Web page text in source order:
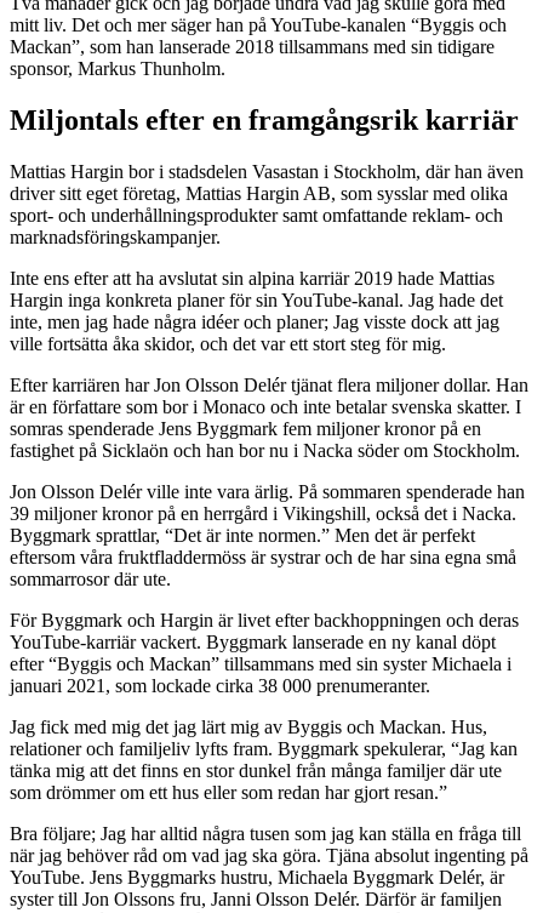
mitt liv. Det och mer säger han på YouTube-kanalen “Byggis och
Mackan”, som han lanserade 2018 tillsammans med sin tidigare
sponsor, Markus Thunholm.
Miljontals efter en framgångsrik karriär
Mattias Hargin bor i stadsdelen Vasastan i Stockholm, där han även
driver sitt eget företag, Mattias Hargin AB, som sysslar med olika
sport- och underhållningsprodukter samt omfattande reklam- och
marknadsföringskampanjer.
Inte ens efter att ha avslutat sin alpina karriär 2019 hade Mattias
Hargin inga konkreta planer för sin YouTube-kanal. Jag hade det
inte, men jag hade några idéer och planer; Jag visste dock att jag
ville fortsätta åka skidor, och det var ett stort steg för mig.
Efter karriären har Jon Olsson Delér tjänat flera miljoner dollar. Han
är en författare som bor i Monaco och inte betalar svenska skatter. I
somras spenderade Jens Byggmark fem miljoner kronor på en
fastighet på Sicklaön och han bor nu i Nacka söder om Stockholm.
Jon Olsson Delér ville inte vara ärlig. På sommaren spenderade han
39 miljoner kronor på en herrgård i Vikingshill, också det i Nacka.
Byggmark sprattlar, “Det är inte normen.” Men det är perfekt
eftersom våra fruktfladdermöss är systrar och de har sina egna små
sommarrosor där ute.
För Byggmark och Hargin är livet efter backhoppningen och deras
YouTube-karriär vackert. Byggmark lanserade en ny kanal döpt
efter “Byggis och Mackan” tillsammans med sin syster Michaela i
januari 2021, som lockade cirka 38 000 prenumeranter.
Jag fick med mig det jag lärt mig av Byggis och Mackan. Hus,
relationer och familjeliv lyfts fram. Byggmark spekulerar, “Jag kan
tänka mig att det finns en stor dunkel från många familjer där ute
som drömmer om ett hus eller som redan har gjort resan.”
Bra följare; Jag har alltid några tusen som jag kan ställa en fråga till
när jag behöver råd om vad jag ska göra. Tjäna absolut ingenting på
YouTube. Jens Byggmarks hustru, Michaela Byggmark Delér, är
syster till Jon Olssons fru, Janni Olsson Delér. Därför är familjen